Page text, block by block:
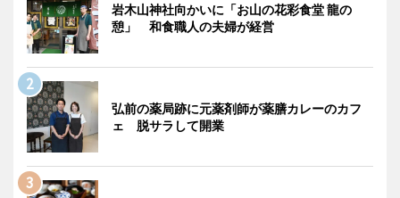
岩木山神社向かいに「お山の花彩食堂 龍の
憩」 和食職人の夫婦が経営
弘前の薬局跡に元薬剤師が薬膳カレーのカフ
ェ 脱サラして開業